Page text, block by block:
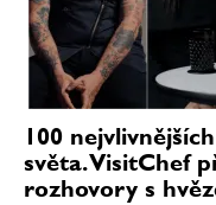
100
světa. VisitChef
rozhovory s